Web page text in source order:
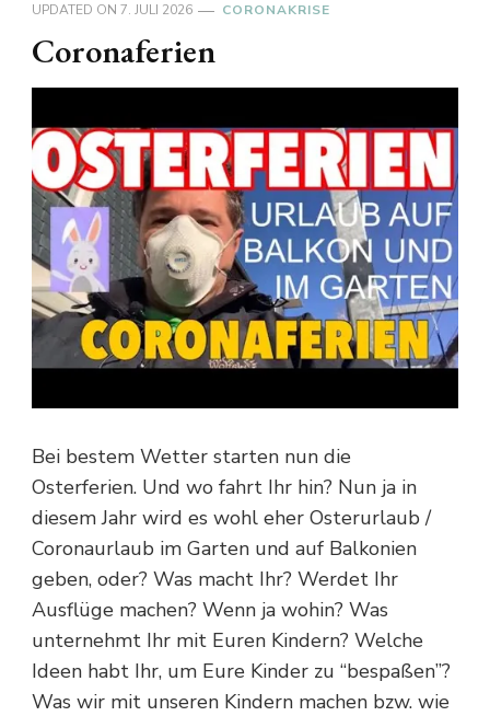
UPDATED ON 7. JULI 2026 CORONAKRISE
Coronaferien
Bei bestem Wetter starten nun die
Osterferien. Und wo fahrt Ihr hin? Nun ja in
diesem Jahr wird es wohl eher Osterurlaub /
Coronaurlaub im Garten und auf Balkonien
geben, oder? Was macht Ihr? Werdet Ihr
Ausflüge machen? Wenn ja wohin? Was
unternehmt Ihr mit Euren Kindern? Welche
Ideen habt Ihr, um Eure Kinder zu “bespaßen”?
Was wir mit unseren Kindern machen bzw. wie